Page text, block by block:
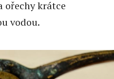
ořechy krátce
vodou.